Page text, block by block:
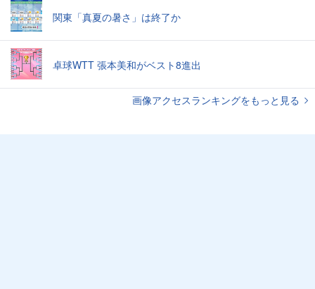
関東「真夏の暑さ」は終了か
卓球WTT 張本美和がベスト8進出
画像アクセスランキングをもっと見る